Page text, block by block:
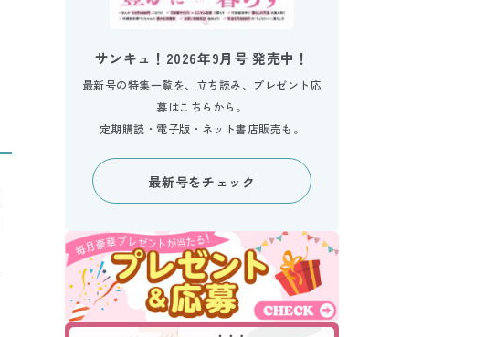
サンキュ！2026年9月号 発売中！
最新号の特集一覧を、立ち読み、プレゼント応
募はこちらから。
定期購読・電子版・ネット書店販売も。
最新号をチェック